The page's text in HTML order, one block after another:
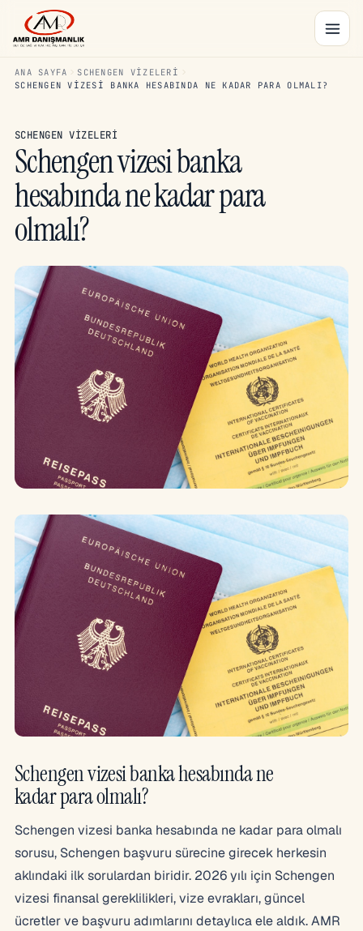
ANA SAYFA
SCHENGEN VIZELERI
SCHENGEN VIZESI BANKA HESABINDA NE KADAR PARA OLMALI?
SCHENGEN VIZELERI
Schengen vizesi banka
hesabında ne kadar para
olmalı?
Schengen vizesi banka hesabında ne
kadar para olmalı?
Schengen vizesi banka hesabında ne kadar para olmalı
sorusu, Schengen başvuru sürecine girecek herkesin
aklındaki ilk sorulardan biridir. 2026 yılı için Schengen
vizesi finansal gereklilikleri, vize evrakları, güncel
ücretler ve başvuru adımlarını detaylıca ele aldık. AMR